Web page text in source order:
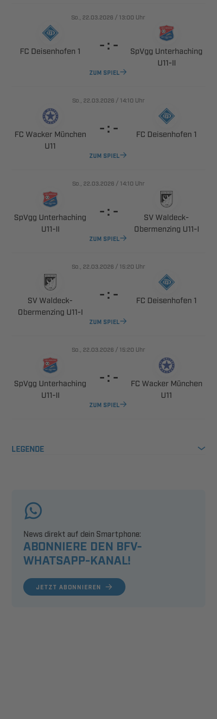
.,  / Uhr
     
 
​
ZUM SPIEL
.,  /  Uhr
  

     
ZUM SPIEL
.,  /  Uhr
 
​
  
 ​
 ​
ZUM SPIEL
.,  /  Uhr
 ​
 ​
     
ZUM SPIEL
.,  /  Uhr
 
​
  
  

ZUM SPIEL
LEGENDE
ABONNIERE DEN BFV-
WHATSAPP-KANAL!
News direkt auf dein Smartphone:
JETZT ABONNIEREN